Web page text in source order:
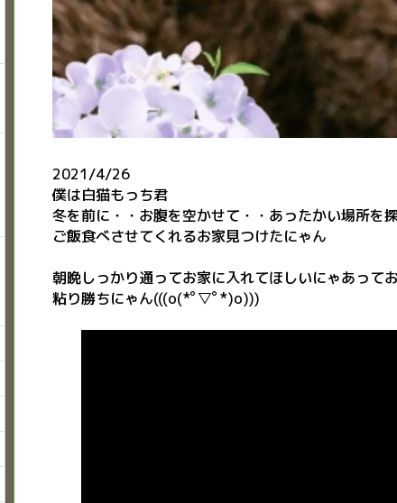
2021/4/26
僕は白猫もっち君
冬を前に・・お腹を空かせて・・あったかい場所を
ご飯食べさせてくれるお家見つけたにゃん
朝晩しっかり通ってお家に入れてほしいにゃあって
粘り勝ちにゃん(((o(*ﾟ▽ﾟ*)o)))